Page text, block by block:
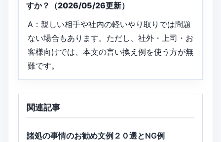
すか？（2026/05/26更新）
A：親しい相手や社内の軽いやり取りでは問題
ない場合もあります。ただし、社外・上司・お
客様向けでは、本文の言い換え例を使う方が無
難です。
関連記事
諸処の事情のお勧め文例２０選とNG例